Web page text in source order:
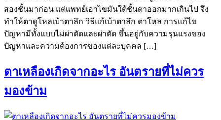
สองชั้นมาก่อน แต่แพทย์เอาไขมันใต้ชั้นตาออกมากเกินไป จึง
ทำให้ตาดูโหลเบ้าตาลึก วิธีแก้เบ้าตาลึก ตาโหล การแก้ไข
ปัญหามีทั้งแบบไม่ผ่าตัดและผ่าตัด ขึ้นอยู่กับความรุนแรงของ
ปัญหาและความต้องการของแต่ละบุคคล […]
ตาเหลืองเกิดจากอะไร อันตรายที่ไม่ควร
มองข้าม